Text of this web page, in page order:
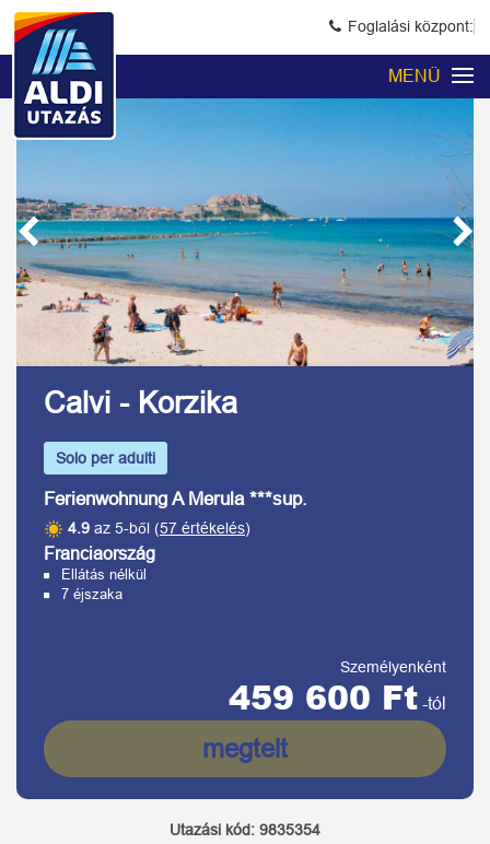
Foglalási központ:
MENÜ
Previous Next
Calvi - Korzika
Solo per adulti
Ferienwohnung A Merula ***sup.
4.9 az 5-ből (57 értékelés)
Franciaország
Ellátás nélkül
7 éjszaka
Személyenként
459 600 Ft -tól
megtelt
Utazási kód: 9835354